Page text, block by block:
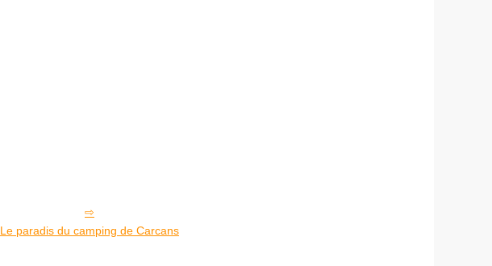
Le paradis du camping de Carcans